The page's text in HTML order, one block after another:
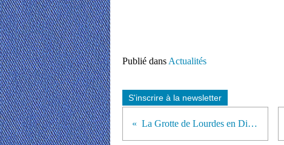
Publié dans Actualités
S'inscrire à la newsletter
La Grotte de Lourdes en Direct